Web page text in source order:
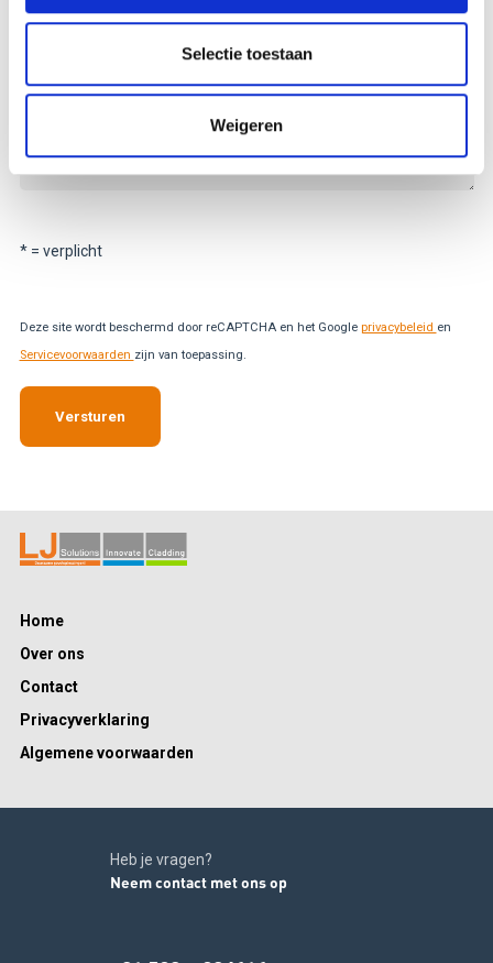
Selectie toestaan
Weigeren
* = verplicht
Deze site wordt beschermd door reCAPTCHA en het Google privacybeleid en
Servicevoorwaarden zijn van toepassing.
Versturen
Home
Over ons
Contact
Privacyverklaring
Algemene voorwaarden
Heb je vragen?
Neem contact met ons op